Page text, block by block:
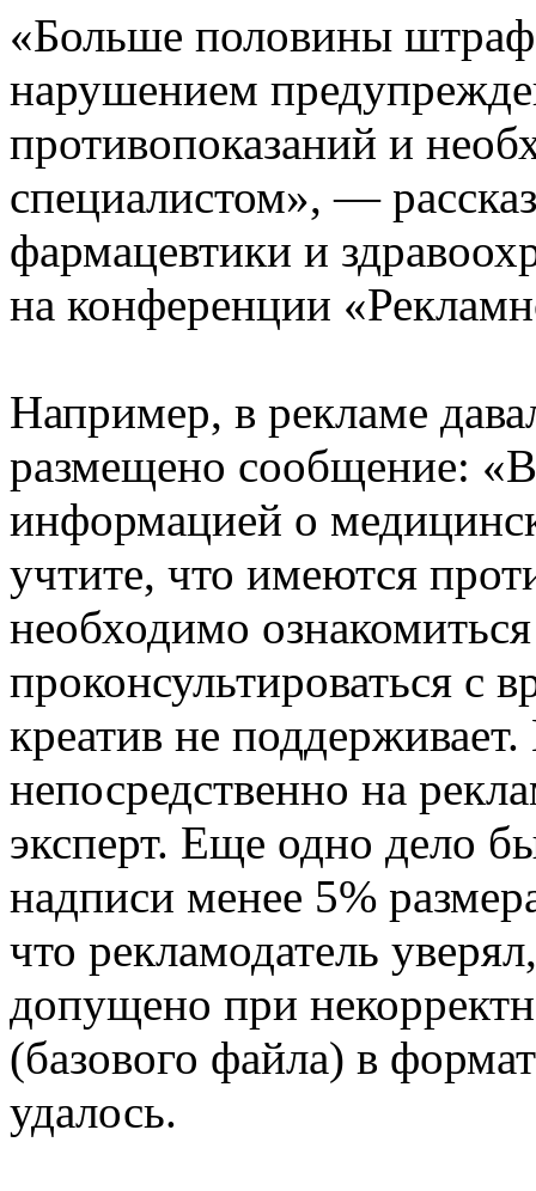
«Больше половины
нарушением
противопоказаний и
специалистом», —
фармацевтики и
на конференции
Например, в рекламе
размещено сообщение:
информацией о
учтите, что имеются
необходимо
проконсультироваться с
креатив не
непосредственно на
эксперт. Еще одно дело
надписи менее 5%
что рекламодатель
допущено при
(базового файла) в
удалось.